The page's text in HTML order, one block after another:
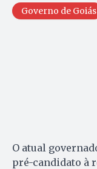
Governo de Goiás
O atual
pré-candidato à